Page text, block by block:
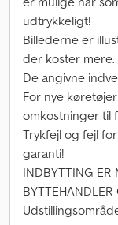
udtrykkeligt!
Billederne er
der koster mere.
De angivne
For nye
omkostninger til
Trykfejl og fejl
garanti!
INDBYTTING ER